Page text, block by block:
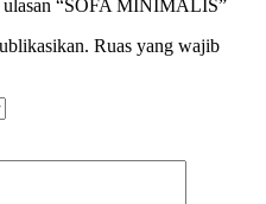
ulasan “SOFA MINIMALIS”
Ruas yang wajib